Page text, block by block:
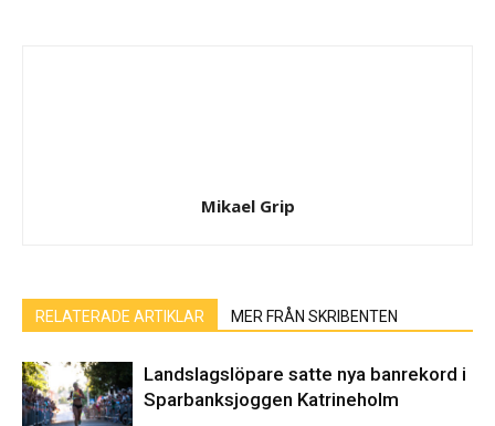
Mikael Grip
RELATERADE ARTIKLAR MER FRÅN SKRIBENTEN
Landslagslöpare satte nya banrekord i
Sparbanksjoggen Katrineholm